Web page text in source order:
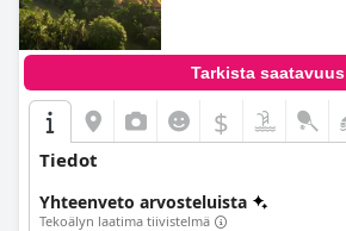
Tarkista saatavuus
$
Tiedot
Yhteenveto arvosteluista
Tekoälyn laatima tiivistelmä